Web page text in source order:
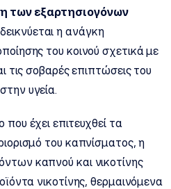
των εξαρτησιογόνων
η ανάγκη
του κοινού σχετικά με
τις σοβαρές επιπτώσεις του
υγεία.
έχει επιτευχθεί τα
του καπνίσματος, η
καπνού και νικοτίνης
νικοτίνης, θερμαινόμενα